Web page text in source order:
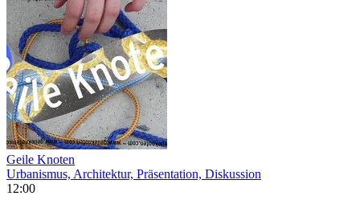
Geile Knoten
Urbanismus, Architektur, Präsentation, Diskussion
12:00